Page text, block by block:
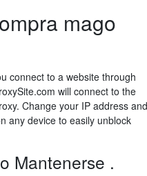
mago
connect to a website through
will connect to the
Change your IP address and
any device to easily unblock
Mantenerse .